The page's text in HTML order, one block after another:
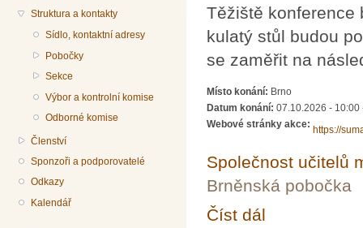
Struktura a kontakty
Sídlo, kontaktní adresy
Pobočky
Sekce
Výbor a kontrolní komise
Odborné komise
Členství
Sponzoři a podporovatelé
Odkazy
Kalendář
Těžiště konference
kulatý stůl budou
se zaměřit na
Místo konání: Brno
Datum konání: 07.10.2026 - 10:00
Webové stránky akce:
https://
Společnost učitelů
Brněnská pobočka
Číst dál